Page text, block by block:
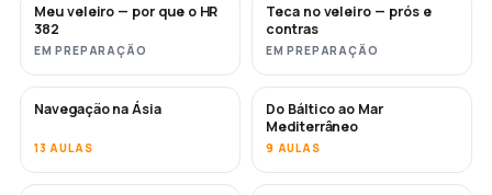
EM BREVE
Meu veleiro — por que o HR
382
EM PREPARAÇÃO
EM BREVE
Teca no veleiro — prós e
contras
EM PREPARAÇÃO
EM BREVE
Navegação na Ásia
13 AULAS
EM BREVE
Do Báltico ao Mar
Mediterrâneo
9 AULAS